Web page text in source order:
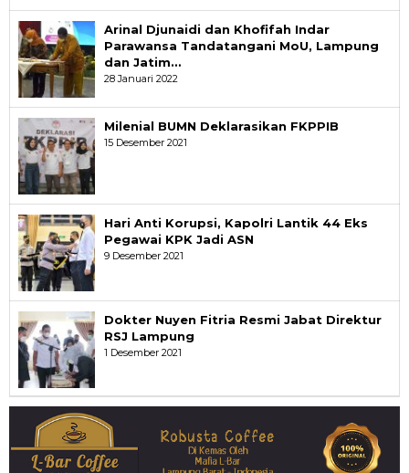
Arinal Djunaidi dan Khofifah Indar
Parawansa Tandatangani MoU, Lampung
dan Jatim…
28 Januari 2022
Milenial BUMN Deklarasikan FKPPIB
15 Desember 2021
Hari Anti Korupsi, Kapolri Lantik 44 Eks
Pegawai KPK Jadi ASN
9 Desember 2021
Dokter Nuyen Fitria Resmi Jabat Direktur
RSJ Lampung
1 Desember 2021